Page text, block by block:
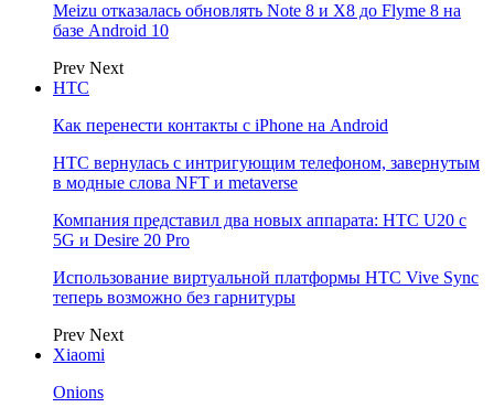
Meizu отказалась обновлять Note 8 и X8 до Flyme 8 на
базе Android 10
Prev Next
НТС
Как перенести контакты с iPhone на Android
HTC вернулась с интригующим телефоном, завернутым
в модные слова NFT и metaverse
Компания представил два новых аппарата: HTC U20 с
5G и Desire 20 Pro
Использование виртуальной платформы HTC Vive Sync
теперь возможно без гарнитуры
Prev Next
Xiaomi
Onions